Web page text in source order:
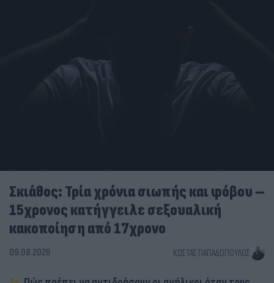
Σκιάθος: Τρία χρόνια σιωπής και φόβου –
15χρονος κατήγγειλε σεξουαλική
κακοποίηση από 17χρονο
09.08.2026 ΚΏΣΤΑΣ ΠΑΠΑΔΌΠΟΥΛΟΣ